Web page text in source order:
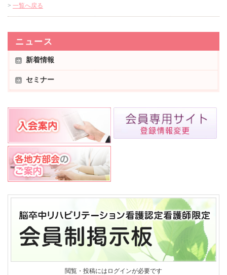
> 一覧へ戻る
ニュース
新着情報
セミナー
閲覧・投稿にはログインが必要です